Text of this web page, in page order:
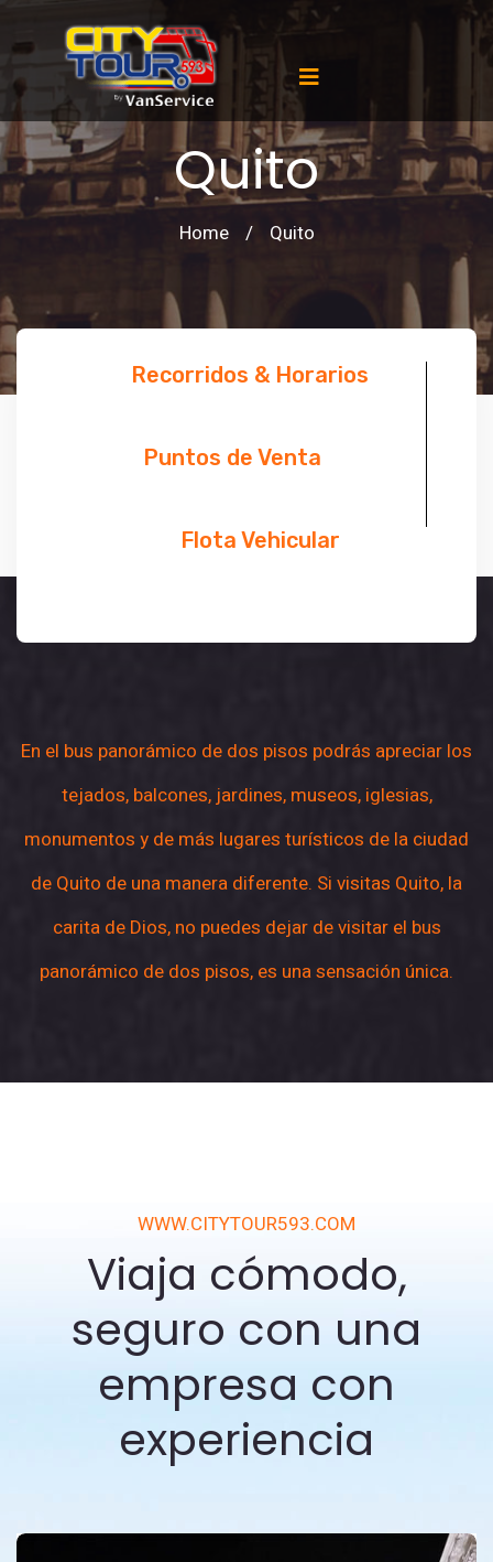
Quito
Home / Quito
Recorridos & Horarios
Puntos de Venta
Flota Vehicular
En el bus panorámico de dos pisos podrás apreciar los
tejados, balcones, jardines, museos, iglesias,
monumentos y de más lugares turísticos de la ciudad
de Quito de una manera diferente. Si visitas Quito, la
carita de Dios, no puedes dejar de visitar el bus
panorámico de dos pisos, es una sensación única.
WWW.CITYTOUR593.COM
Viaja cómodo,
seguro con una
empresa con
experiencia